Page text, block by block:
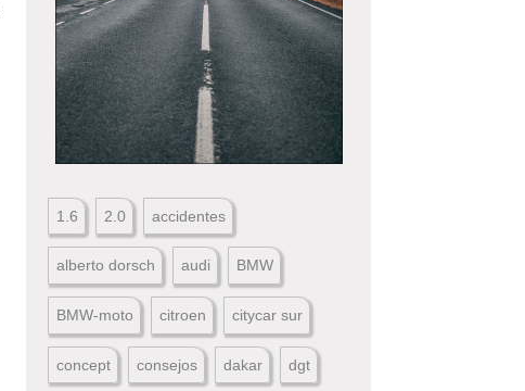
1.6 2.0 accidentes
alberto dorsch audi BMW
BMW-moto citroen citycar sur
concept consejos dakar dgt